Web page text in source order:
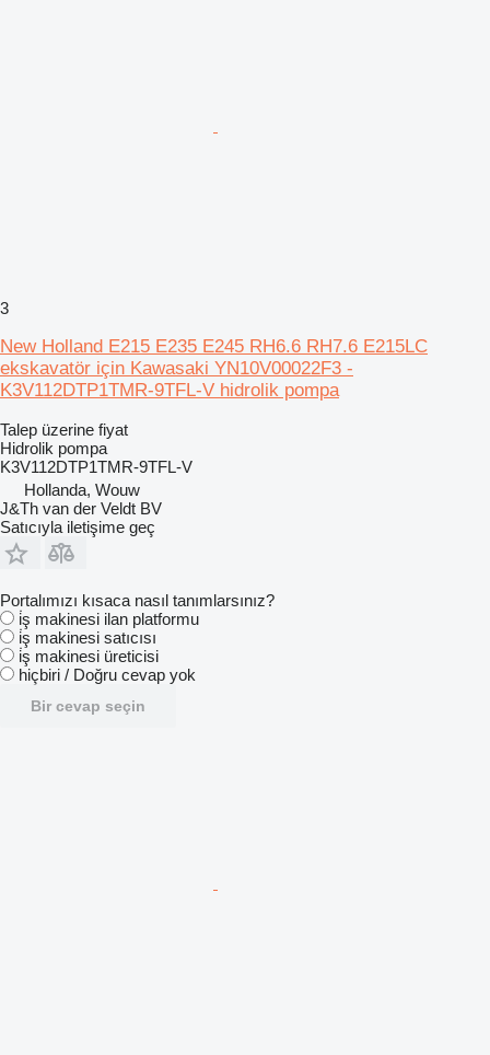
3
New Holland E215 E235 E245 RH6.6 RH7.6 E215LC
ekskavatör için Kawasaki YN10V00022F3 -
K3V112DTP1TMR-9TFL-V hidrolik pompa
Talep üzerine fiyat
Hidrolik pompa
K3V112DTP1TMR-9TFL-V
Hollanda, Wouw
J&Th van der Veldt BV
Satıcıyla iletişime geç
Portalımızı kısaca nasıl tanımlarsınız?
i̇ş makinesi ilan platformu
i̇ş makinesi satıcısı
i̇ş makinesi üreticisi
hiçbiri / Doğru cevap yok
Bir cevap seçin